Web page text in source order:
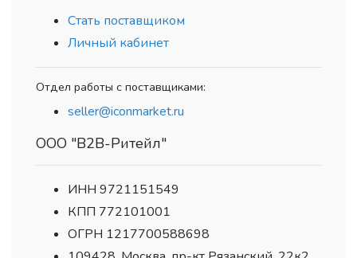
Стать поставщиком
Личный кабинет
Отдел работы с поставщиками:
seller@iconmarket.ru
ООО "В2В-Ритейл"
ИНН 9721151549
КПП 772101001
ОГРН 1217700588698